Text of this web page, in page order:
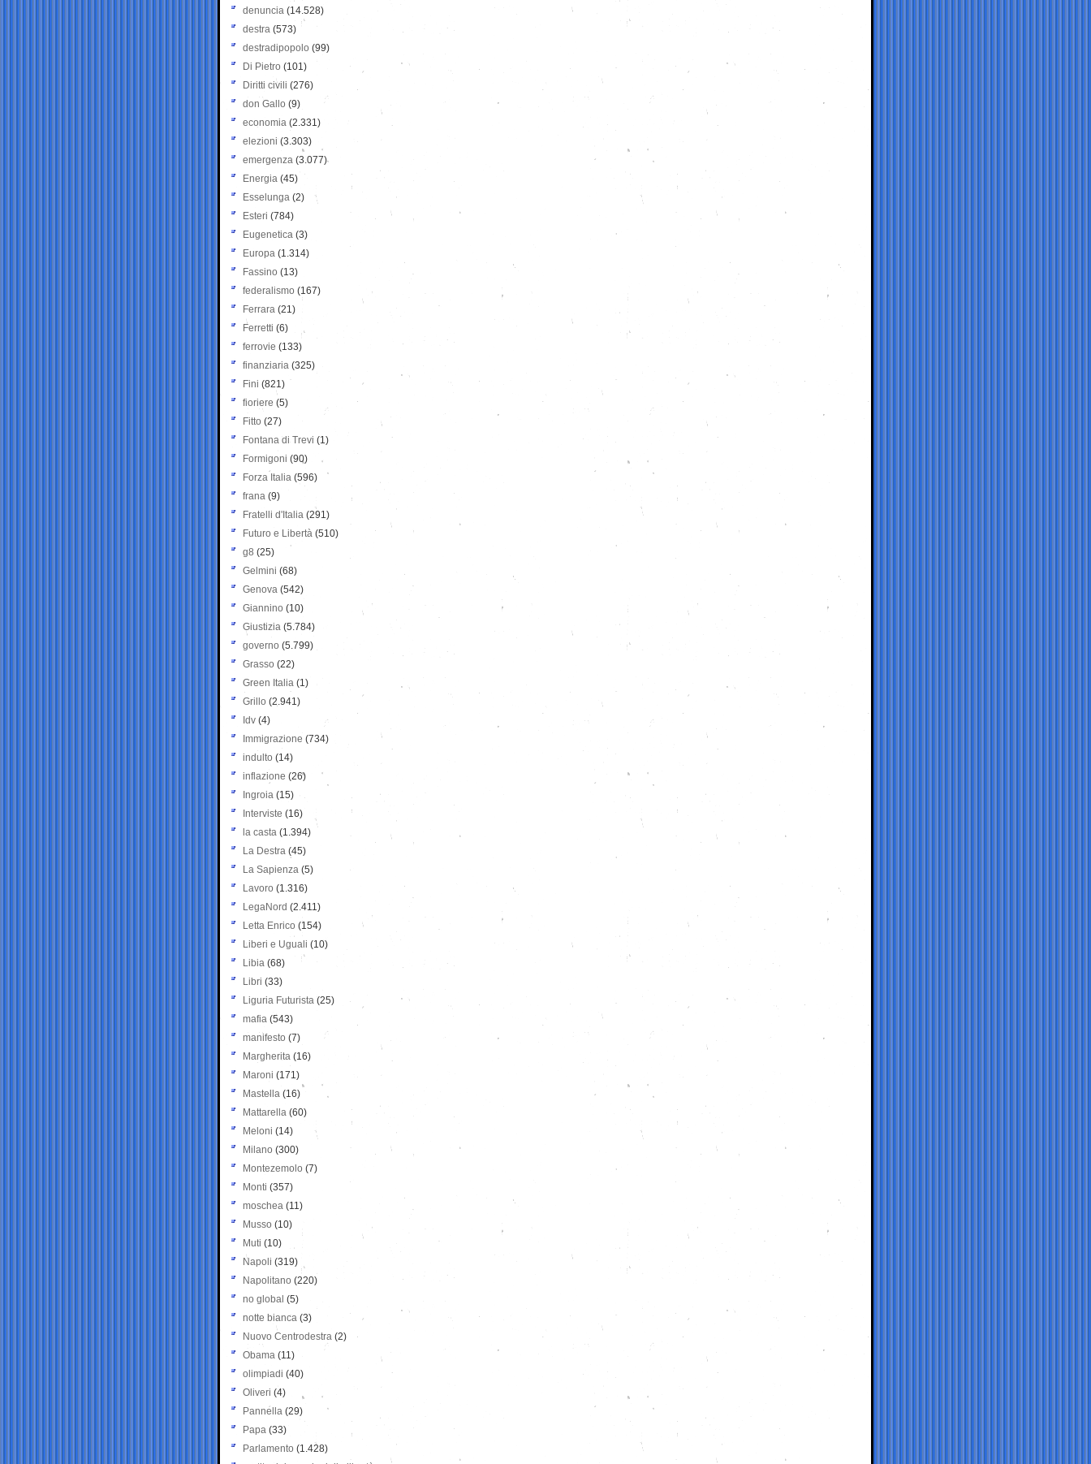
denuncia (14.528)
destra (573)
destradipopolo (99)
Di Pietro (101)
Diritti civili (276)
don Gallo (9)
economia (2.331)
elezioni (3.303)
emergenza (3.077)
Energia (45)
Esselunga (2)
Esteri (784)
Eugenetica (3)
Europa (1.314)
Fassino (13)
federalismo (167)
Ferrara (21)
Ferretti (6)
ferrovie (133)
finanziaria (325)
Fini (821)
fioriere (5)
Fitto (27)
Fontana di Trevi (1)
Formigoni (90)
Forza Italia (596)
frana (9)
Fratelli d'Italia (291)
Futuro e Libertà (510)
g8 (25)
Gelmini (68)
Genova (542)
Giannino (10)
Giustizia (5.784)
governo (5.799)
Grasso (22)
Green Italia (1)
Grillo (2.941)
Idv (4)
Immigrazione (734)
indulto (14)
inflazione (26)
Ingroia (15)
Interviste (16)
la casta (1.394)
La Destra (45)
La Sapienza (5)
Lavoro (1.316)
LegaNord (2.411)
Letta Enrico (154)
Liberi e Uguali (10)
Libia (68)
Libri (33)
Liguria Futurista (25)
mafia (543)
manifesto (7)
Margherita (16)
Maroni (171)
Mastella (16)
Mattarella (60)
Meloni (14)
Milano (300)
Montezemolo (7)
Monti (357)
moschea (11)
Musso (10)
Muti (10)
Napoli (319)
Napolitano (220)
no global (5)
notte bianca (3)
Nuovo Centrodestra (2)
Obama (11)
olimpiadi (40)
Oliveri (4)
Pannella (29)
Papa (33)
Parlamento (1.428)